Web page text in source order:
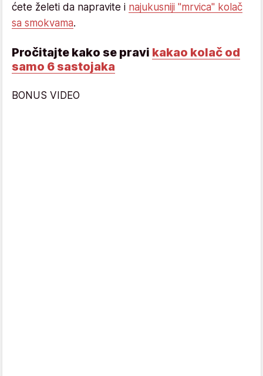
ćete želeti da napravite i najukusniji "mrvica" kolač
sa smokvama.
Pročitajte kako se pravi kakao kolač od
samo 6 sastojaka
BONUS VIDEO